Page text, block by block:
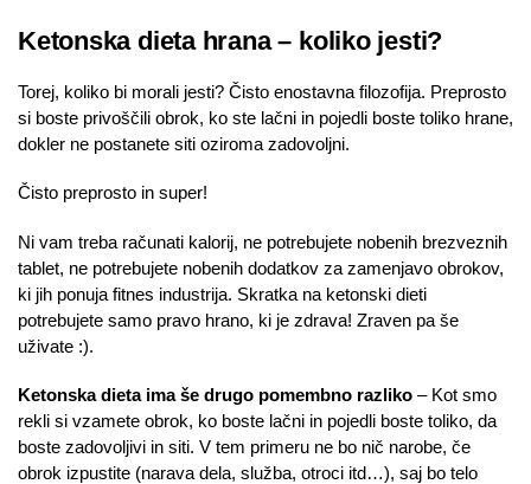
Ketonska dieta hrana – koliko jesti?
Torej, koliko bi morali jesti? Čisto enostavna filozofija. Preprosto
si boste privoščili obrok, ko ste lačni in pojedli boste toliko hrane,
dokler ne postanete siti oziroma zadovoljni.
Čisto preprosto in super!
Ni vam treba računati kalorij, ne potrebujete nobenih brezveznih
tablet, ne potrebujete nobenih dodatkov za zamenjavo obrokov,
ki jih ponuja fitnes industrija. Skratka na ketonski dieti
potrebujete samo pravo hrano, ki je zdrava! Zraven pa še
uživate :).
Ketonska dieta ima še drugo pomembno razliko – Kot smo
rekli si vzamete obrok, ko boste lačni in pojedli boste toliko, da
boste zadovoljivi in siti. V tem primeru ne bo nič narobe, če
obrok izpustite (narava dela, služba, otroci itd…), saj bo telo